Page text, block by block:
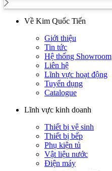
Về Kim Quốc Tiến
Giới thiệu
Tin tức
Hệ thống Showroom
Liên hệ
Lĩnh vực hoạt động
Tuyển dụng
Catalogue
Lĩnh vực kinh doanh
Thiết bị vệ sinh
Thiết bị bếp
Phụ kiện tủ
Vật liệu nước
Điện máy